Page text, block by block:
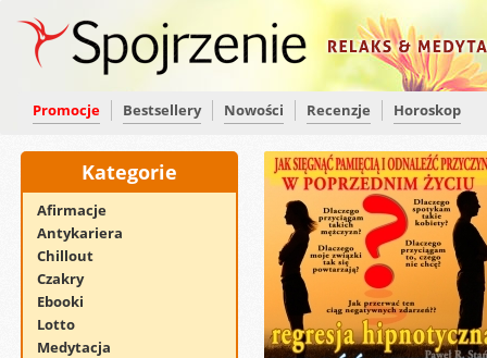
Promocje Bestsellery Nowości Recenzje Horoskop
Kategorie
Afirmacje
Antykariera
Chillout
Czakry
Ebooki
Lotto
Medytacja